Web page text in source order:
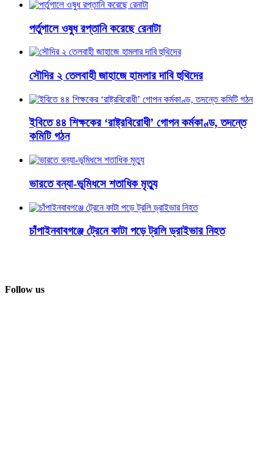
পর্তুগালে ওষুধ রপ্তানি করেছে রেনাটা
সৌদির ২ তেলবাহী জাহাজে হামলার দাবি হুথিদের
ইবিতে ৪৪ শিক্ষকের ‘রাষ্ট্রবিরোধী’ গোপন কর্মকাণ্ড, তদন্তে
কমিটি গঠন
ভারতে বন্যা-ভূমিধসে শতাধিক মৃত্যু
চাঁপাইনবাবগঞ্জে ট্রেনে কাটা পড়ে ট্রলি ড্রাইভার নিহত
Follow us